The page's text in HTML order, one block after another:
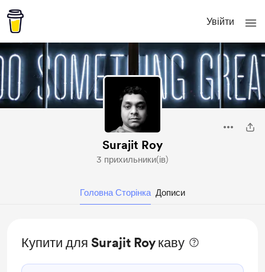
Увійти
Surajit Roy
3 прихильники(ів)
Головна Сторінка Дописи
Купити для Surajit Roy каву